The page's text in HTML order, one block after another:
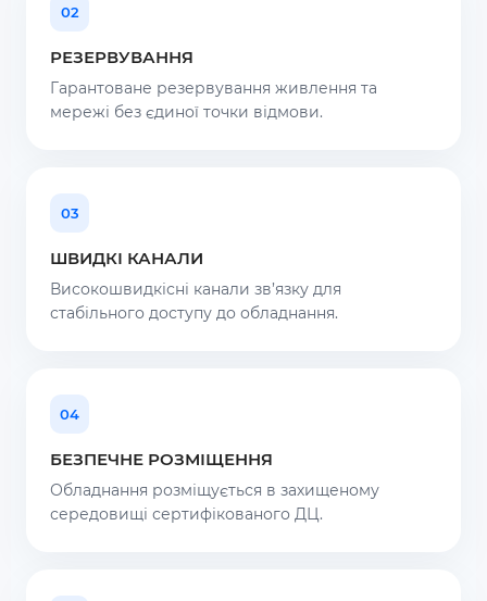
02
РЕЗЕРВУВАННЯ
Гарантоване резервування живлення та
мережі без єдиної точки відмови.
03
ШВИДКІ КАНАЛИ
Високошвидкісні канали зв’язку для
стабільного доступу до обладнання.
04
БЕЗПЕЧНЕ РОЗМІЩЕННЯ
Обладнання розміщується в захищеному
середовищі сертифікованого ДЦ.